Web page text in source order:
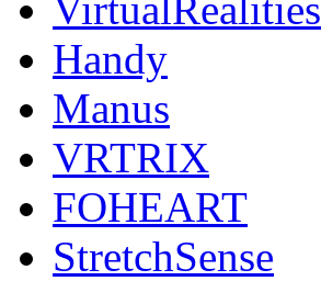
Handy
Manus
VRTRIX
FOHEART
StretchSense